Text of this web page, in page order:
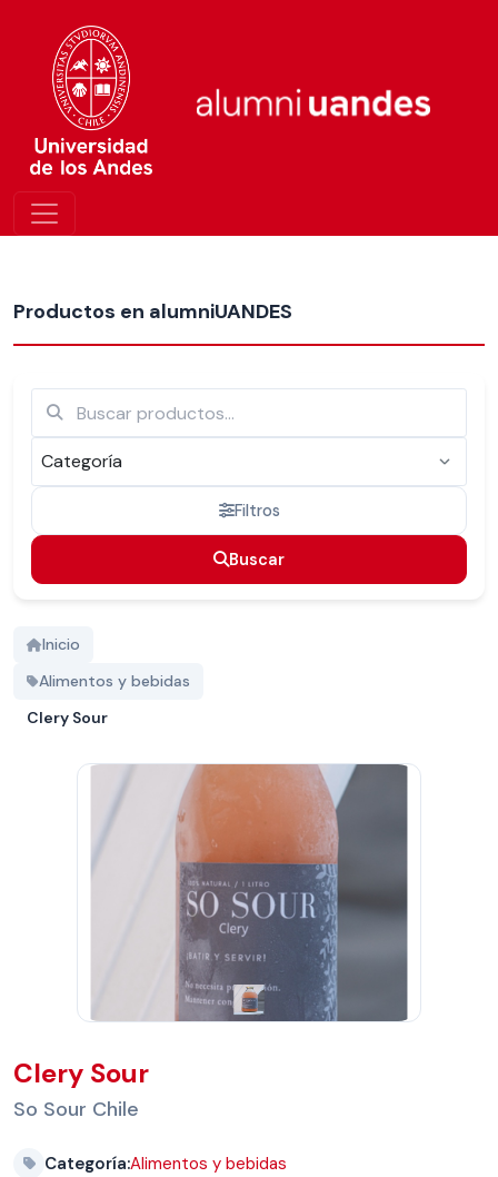
Productos en alumniUANDES
Filtros
Buscar
Inicio
Alimentos y bebidas
Clery Sour
Clery Sour
So Sour Chile
Categoría:Alimentos y bebidas